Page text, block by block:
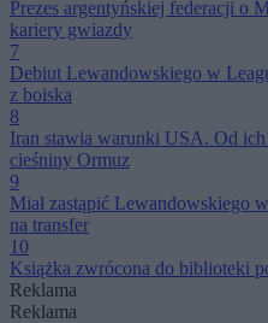
Prezes argentyńskiej federacji o
kariery gwiazdy
7
Debiut Lewandowskiego w
z boiska
8
Iran stawia warunki USA. Od ich
cieśniny Ormuz
9
Miał zastąpić Lewandowskiego
na transfer
10
Książka zwrócona do biblioteki
Reklama
Reklama